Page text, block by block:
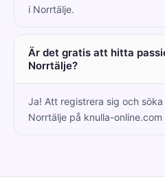
i Norrtälje.
Är det gratis att hitta
Norrtälje?
Ja! Att registrera sig och
Norrtälje på knulla-